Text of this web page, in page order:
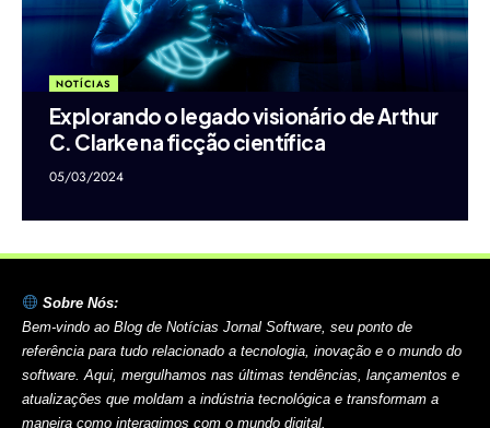
NOTÍCIAS
Explorando o legado visionário de Arthur
C. Clarke na ficção científica
05/03/2024
Sobre Nós:
Bem-vindo ao Blog de Notícias Jornal Software, seu ponto de
referência para tudo relacionado a tecnologia, inovação e o mundo do
software. Aqui, mergulhamos nas últimas tendências, lançamentos e
atualizações que moldam a indústria tecnológica e transformam a
maneira como interagimos com o mundo digital.